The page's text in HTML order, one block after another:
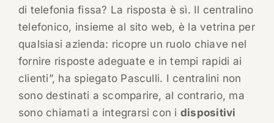
di telefonia fissa? La risposta è sì. Il centralino
telefonico, insieme al sito web, è la vetrina per
qualsiasi azienda: ricopre un ruolo chiave nel
fornire risposte adeguate e in tempi rapidi ai
clienti”, ha spiegato Pasculli. I centralini non
sono destinati a scomparire, al contrario, ma
sono chiamati a integrarsi con i dispositivi